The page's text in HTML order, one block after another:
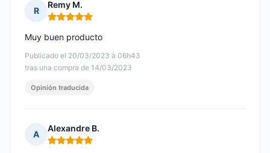
R
Remy M.
Nota: 5 de 5
Publicado el 20/03/2023 à 06h43
tras una compra de 14/03/2023
Muy buen producto
Opinión traducida
A
Alexandre B.
Nota: 5 de 5